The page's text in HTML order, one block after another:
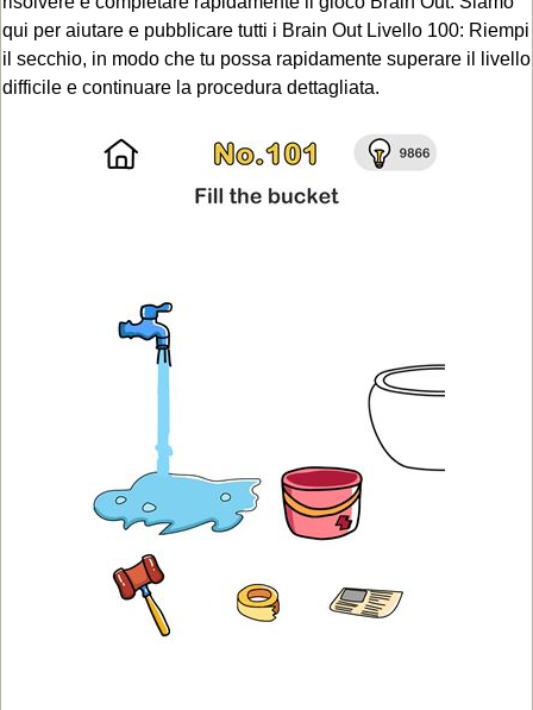
qui per aiutare e pubblicare tutti i Brain Out Livello 100: Riempi
il secchio, in modo che tu possa rapidamente superare il livello
difficile e continuare la procedura dettagliata.